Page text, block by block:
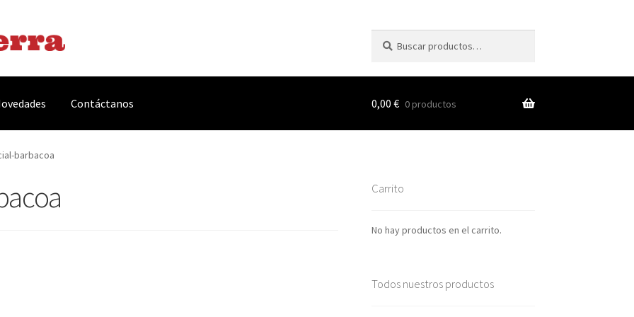
por:
Contáctanos
Carnes y Embutidos
Complementos y Servicios
0,00 € 0 productos
barbacoa
Carrito
No hay productos en el carrito.
Todos nuestros productos